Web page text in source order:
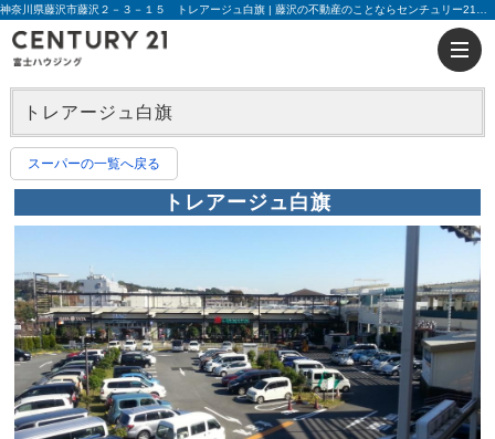
トレアージュ白旗
スーパーの一覧へ戻る
トレアージュ白旗